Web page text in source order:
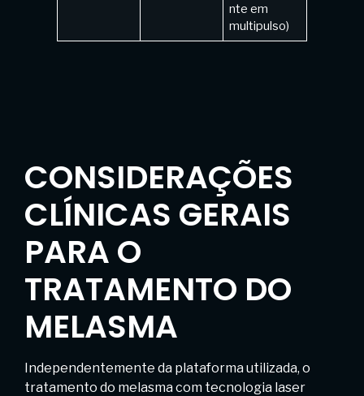
nte em
multipulso)
CONSIDERAÇÕES
CLÍNICAS GERAIS
PARA O
TRATAMENTO DO
MELASMA
Independentemente da plataforma utilizada, o
tratamento do melasma com tecnologia laser